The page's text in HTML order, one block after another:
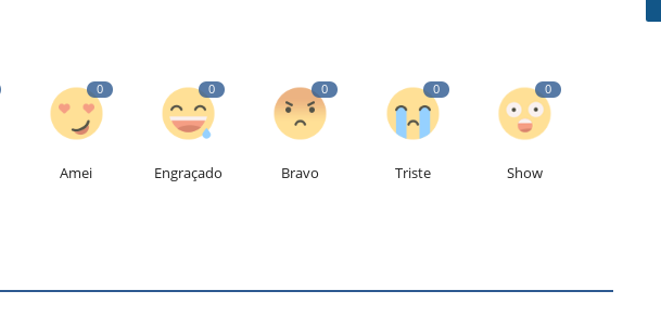
0
Amei
0
Engraçado
0
Bravo
0
Triste
0
Show